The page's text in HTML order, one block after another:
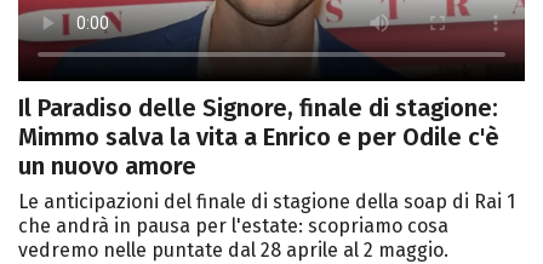
Il Paradiso delle Signore, finale di stagione:
Mimmo salva la vita a Enrico e per Odile c'è
un nuovo amore
Le anticipazioni del finale di stagione della soap di Rai 1
che andrà in pausa per l'estate: scopriamo cosa
vedremo nelle puntate dal 28 aprile al 2 maggio.